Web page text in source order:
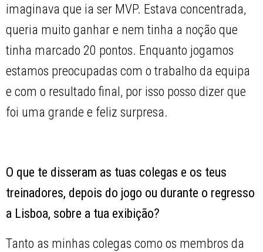
imaginava que ia ser MVP. Estava concentrada,
queria muito ganhar e nem tinha a noção que
tinha marcado 20 pontos. Enquanto jogamos
estamos preocupadas com o trabalho da equipa
e com o resultado final, por isso posso dizer que
foi uma grande e feliz surpresa.
O que te disseram as tuas colegas e os teus
treinadores, depois do jogo ou durante o regresso
a Lisboa, sobre a tua exibição?
Tanto as minhas colegas como os membros da